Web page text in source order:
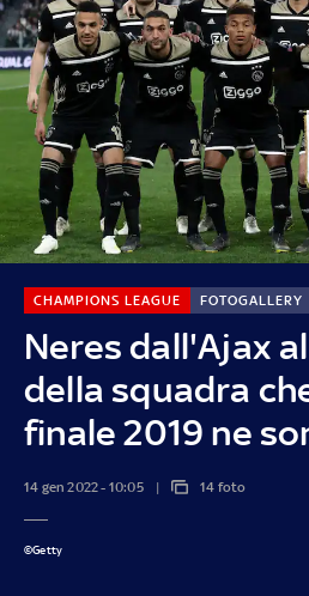
Neres dall'Ajax
della squadra
finale 2019 ne
CHAMPIONS LEAGUE FOTOGALLERY
14 gen 2022 - 10:05 14 foto
©Getty